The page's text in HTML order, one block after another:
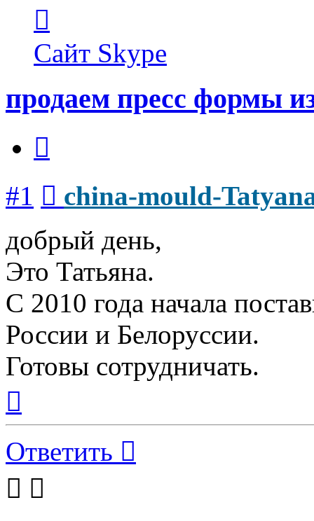
пользователя
china-
mould-
Tatyana
Сайт Skype
продаем пресс формы
#1
china-mould-
добрый день,
Это Татьяна.
С 2010 года начала
России и Белоруссии.
Готовы сотрудничать.
началу
Ответить